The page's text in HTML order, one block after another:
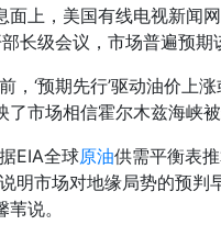
面上，美国有线电视新闻
长级会议，市场普遍预期
，‘预期先行’驱动油价上
了市场相信霍尔木兹海峡
EIA全球原油供需平衡表
明市场对地缘局势的预判
说。